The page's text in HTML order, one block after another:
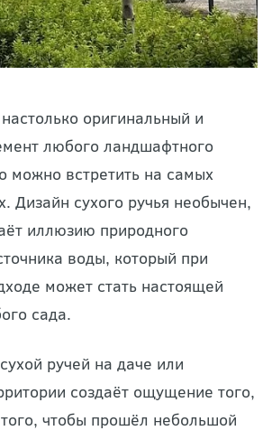
оригинальный и
любого ландшафтного
можно встретить на самых
Дизайн сухого ручья необычен,
иллюзию природного
воды, который при
может стать настоящей
сада.
ручей на даче или
создаёт ощущение того,
чтобы прошёл небольшой